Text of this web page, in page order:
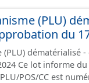
(PLU)
du
dématérialisé
de
POS/CC est